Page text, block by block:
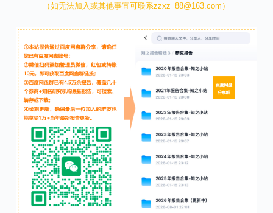
（如无法加入或其他事宜可联系zzxz_88@163.com）